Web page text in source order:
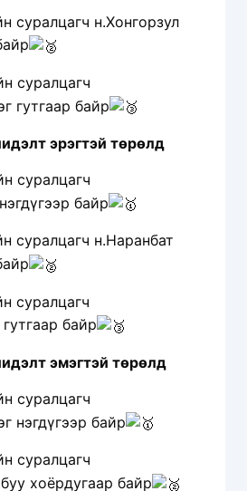
суралцагч н.Хонгорзул
суралцагч
гутгаар байр
эрэгтэй төрөлд
суралцагч
байр
суралцагч н.Наранбат
суралцагч
байр
эмэгтэй төрөлд
суралцагч
нэгдүгээр байр
суралцагч
хоёрдугаар байр